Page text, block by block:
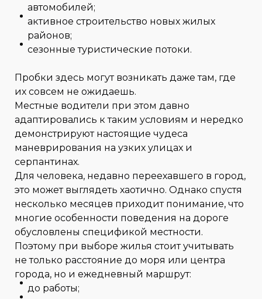
автомобилей;
активное строительство новых жилых
районов;
сезонные туристические потоки.
Пробки здесь могут возникать даже там, где
их совсем не ожидаешь.
Местные водители при этом давно
адаптировались к таким условиям и нередко
демонстрируют настоящие чудеса
маневрирования на узких улицах и
серпантинах.
Для человека, недавно переехавшего в город,
это может выглядеть хаотично. Однако спустя
несколько месяцев приходит понимание, что
многие особенности поведения на дороге
обусловлены спецификой местности.
Поэтому при выборе жилья стоит учитывать
не только расстояние до моря или центра
города, но и ежедневный маршрут:
до работы;